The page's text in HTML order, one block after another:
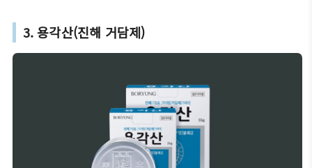
3. 용각산(진해 거담제)